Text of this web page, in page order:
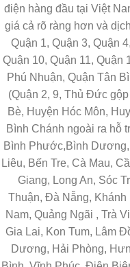
điện hàng đầu tại Việt
giá cả rõ ràng hơn và
Quận 1, Quận 3, Quận
Quận 10, Quận 11, Quận
Phú Nhuận, Quận Tân
(Quận 2, 9, Thủ Đức
Bè, Huyện Hóc Môn,
Bình Chánh ngoài ra hỗ
Bình Phước,Bình
Liêu, Bến Tre, Cà Mau,
Giang, Long An, Sóc
Thuận, Đà Nẵng, Khánh
Nam, Quảng Ngãi , Trà
Gia Lai, Kon Tum, Lâm
Dương, Hải Phòng,